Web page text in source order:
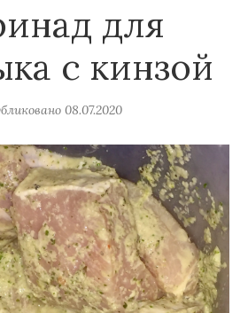
для
с кинзой
08.07.2020